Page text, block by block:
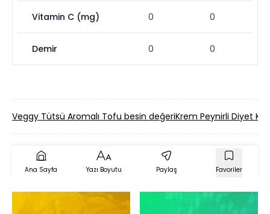
Vitamin C (mg) 0 0
Demir 0 0
Veggy Tütsü Aromalı Tofu besin değeriKrem Peynirli Diyet
Ana Sayfa Yazı Boyutu Paylaş Favoriler